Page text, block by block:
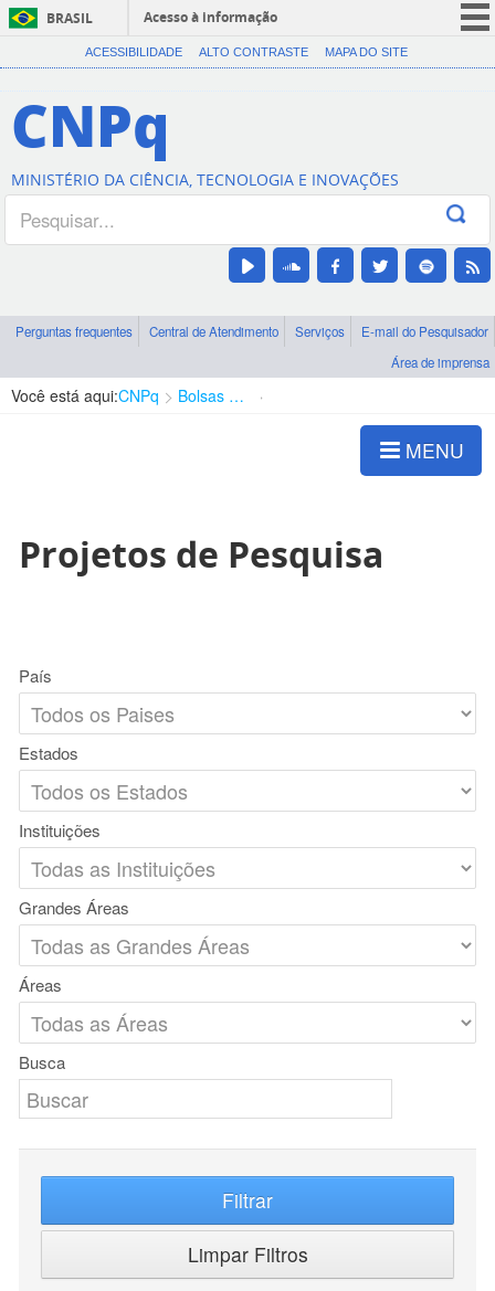
BRASIL
Acesso à informação
CORONAVÍRUS (COVID-19)
Canais
ACESSIBILIDADE ALTO CONTRASTE MAPA DO SITE
CNPq
MINISTÉRIO DA CIÊNCIA, TECNOLOGIA E INOVAÇÕES
Perguntas frequentes Central de Atendimento Serviços
E-mail do Pesquisador
Área de imprensa
Você está aqui:CNPq Bolsas e Auxílios Vigentes
MENU
Projetos de Pesquisa
País
Estados
Instituições
Grandes Áreas
Áreas
Busca
Filtrar
Limpar Filtros